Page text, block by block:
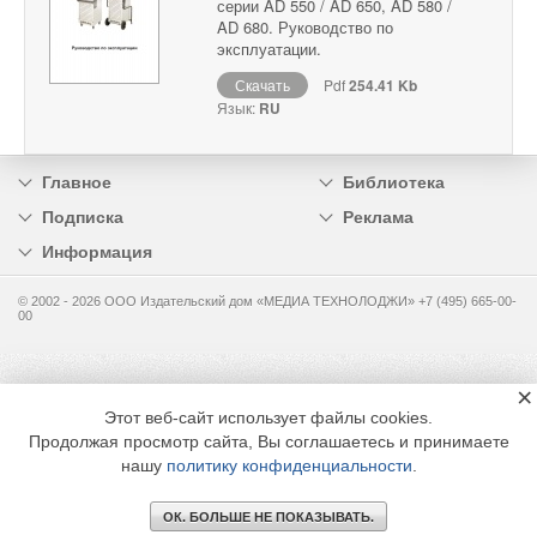
серии AD 550 / AD 650, AD 580 /
AD 680. Руководство по
эксплуатации.
Скачать Pdf254.41 Kb
Язык: RU
Главное
Библиотека
Подписка
Реклама
Информация
© 2002 - 2026 OOO Издательский дом «МЕДИА ТЕХНОЛОДЖИ» +7 (495) 665-00-
00
Этот веб-сайт использует файлы cookies.
Продолжая просмотр сайта, Вы соглашаетесь и принимаете
нашу политику конфиденциальности
ОК. БОЛЬШЕ НЕ ПОКАЗЫВАТЬ.
×